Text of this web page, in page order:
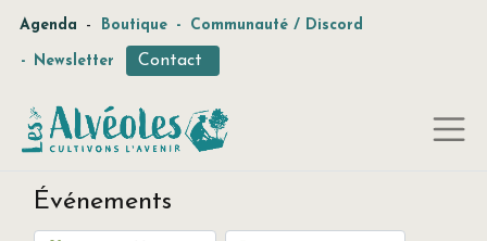
Agenda - Boutique - Communauté / Discord
- Newsletter Contact
Événements